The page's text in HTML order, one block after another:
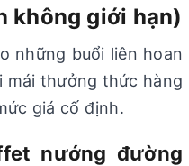
không giới hạn)
những buổi liên hoan
mái thưởng thức hàng
giá cố định.
nướng đường